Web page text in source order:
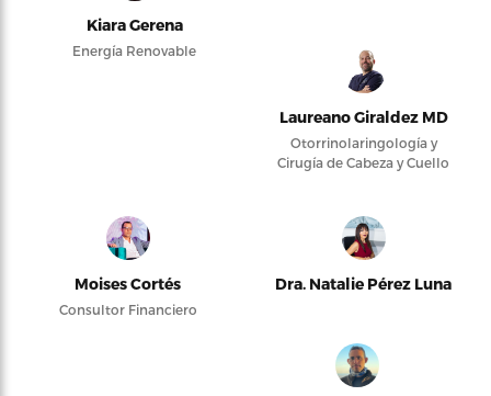
Kiara Gerena
Energía Renovable
Laureano Giraldez MD
Otorrinolaringología y
Cirugía de Cabeza y Cuello
Moises Cortés
Consultor Financiero
Dra. Natalie Pérez Luna